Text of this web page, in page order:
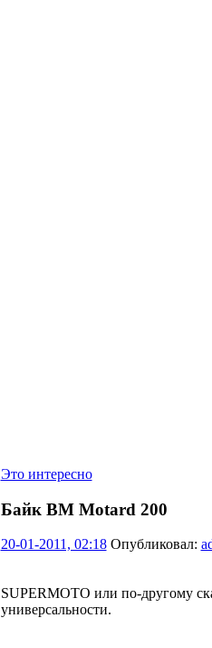
Это интересно
Байк ВМ Motard 200
20-01-2011, 02:18Опубликовал:
SUPERMOTO или по-другому
универсальности.